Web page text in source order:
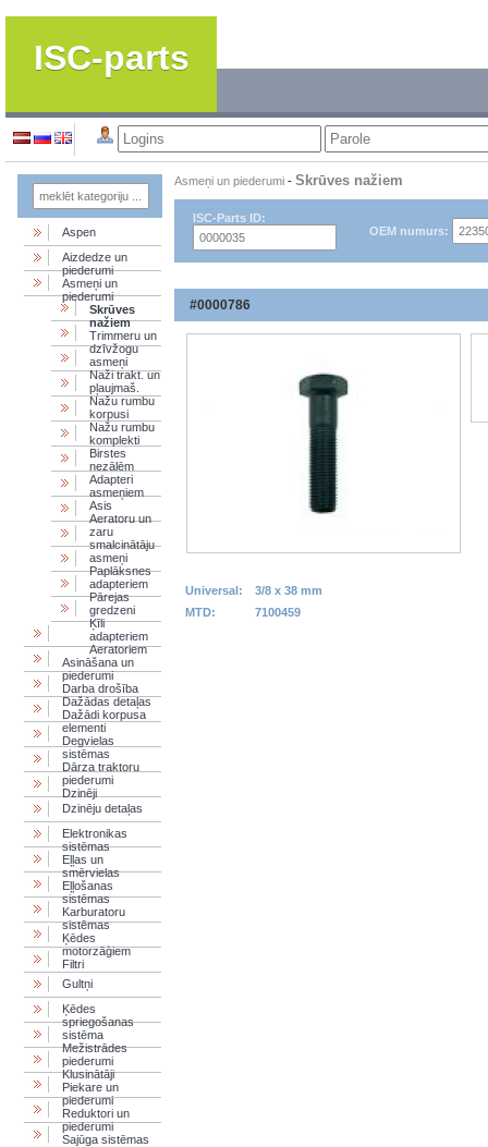
ISC-parts
Aspen
Aizdedze un
piederumi
Asmeņi un
piederumi
Skrūves
nažiem
Trimmeru un
dzīvžogu
asmeņi
Naži trakt. un
pļaujmaš.
Nažu rumbu
korpusi
Nažu rumbu
komplekti
Birstes
nezālēm
Adapteri
asmeņiem
Asis
Aeratoru un
zaru
smalcinātāju
asmeņi
Paplāksnes
adapteriem
Pārejas
gredzeni
Ķīli
adapteriem
Aeratoriem
Asināšana un
piederumi
Darba drošība
Dažādas detaļas
Dažādi korpusa
elementi
Degvielas
sistēmas
Dārza traktoru
piederumi
Dzinēji
Dzinēju detaļas
Elektronikas
sistēmas
Eļļas un
smērvielas
Eļļošanas
sistēmas
Karburatoru
sistēmas
Ķēdes
motorzāģiem
Filtri
Gultņi
Ķēdes
spriegošanas
sistēma
Mežistrādes
piederumi
Klusinātāji
Piekare un
piederumi
Reduktori un
piederumi
Sajūga sistēmas
Asmeņi un piederumi - Skrūves nažiem
ISC-Parts ID:
OEM numurs:
#0000786
Universal:
3/8 x 38 mm
MTD:
7100459